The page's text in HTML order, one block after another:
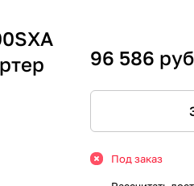
96 586
Под заказ